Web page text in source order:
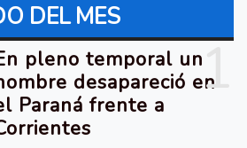
DEL MES
1
pleno temporal un
desapareció en
Paraná frente a